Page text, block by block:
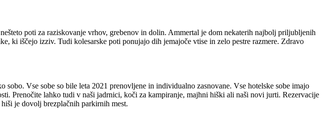
poti za raziskovanje vrhov, grebenov in dolin. Ammertal je dom nekaterih najbolj priljubljenih
ki iščejo izziv. Tudi kolesarske poti ponujajo dih jemajoče vtise in zelo pestre razmere. Zdravo
Vse sobe so bile leta 2021 prenovljene in individualno zasnovane. Vse hotelske sobe imajo
Prenočite lahko tudi v naši jadrnici, koči za kampiranje, majhni hiški ali naši novi jurti. Rezervacije
je dovolj brezplačnih parkirnih mest.